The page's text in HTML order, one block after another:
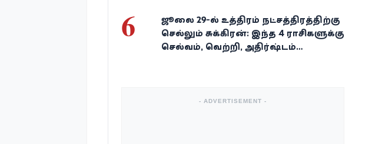
6
ஜூலை 29-ல் உத்திரம் நட்சத்திரத்திற்கு
செல்லும் சுக்கிரன்: இந்த 4 ராசிகளுக்கு
செல்வம், வெற்றி, அதிர்ஷ்டம்
- ADVERTISEMENT -